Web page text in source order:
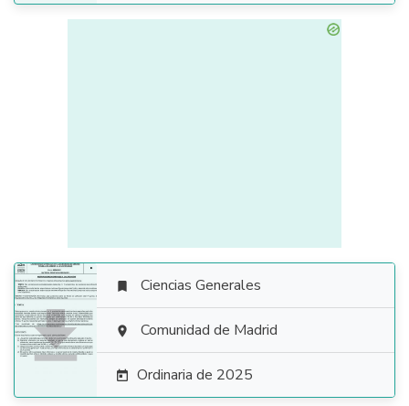

 Ciencias Generales
 Comunidad de Madrid
 Ordinaria de 2025